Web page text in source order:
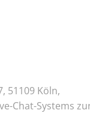
51109 Köln,
Chat-Systems